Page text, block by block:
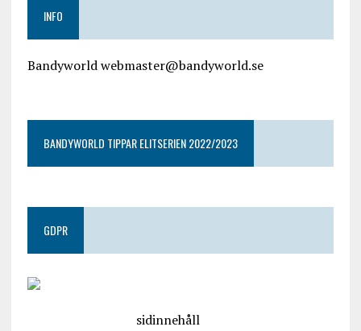
INFO
Bandyworld webmaster@bandyworld.se
BANDYWORLD TIPPAR ELITSERIEN 2022/2023
GDPR
sidinnehåll